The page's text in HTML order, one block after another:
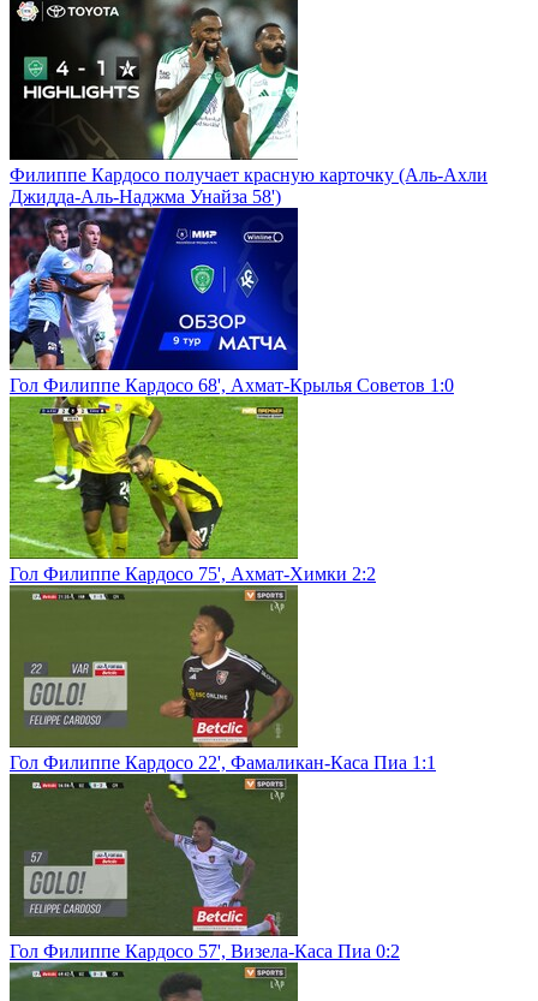
Филиппе Кардосо получает красную карточку (Аль-Ахли
Джидда-Аль-Наджма Унайза 58')
Гол Филиппе Кардосо 68', Ахмат-Крылья Советов 1:0
Гол Филиппе Кардосо 75', Ахмат-Химки 2:2
Гол Филиппе Кардосо 22', Фамаликан-Каса Пиа 1:1
Гол Филиппе Кардосо 57', Визела-Каса Пиа 0:2